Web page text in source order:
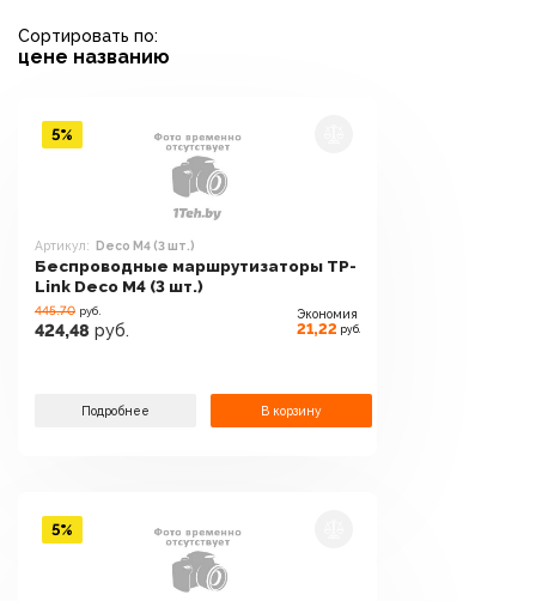
Сортировать по:
цене названию
Артикул: Deco M4 (3 шт.)
Беспроводные маршрутизаторы TP-
Link Deco M4 (3 шт.)
445.70 руб.
424,48 руб.
Экономия
21,22 руб.
Подробнее В корзину
5%
5%